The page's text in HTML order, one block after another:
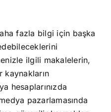
fazla bilgi için başka
ilgili makalelerin,
kaynakların
hesaplarınızda
pazarlamasında